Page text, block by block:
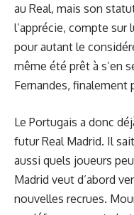
au Real, mais son
l’apprécie, compte sur
pour autant le
même été prêt à s’en
Fernandes, finalement
Le Portugais a donc
futur Real Madrid. Il
aussi quels joueurs
Madrid veut d’abord
nouvelles recrues.